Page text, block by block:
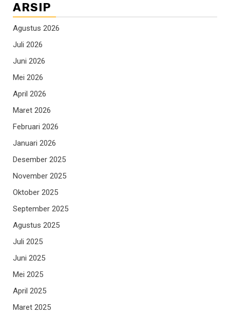
ARSIP
Agustus 2026
Juli 2026
Juni 2026
Mei 2026
April 2026
Maret 2026
Februari 2026
Januari 2026
Desember 2025
November 2025
Oktober 2025
September 2025
Agustus 2025
Juli 2025
Juni 2025
Mei 2025
April 2025
Maret 2025